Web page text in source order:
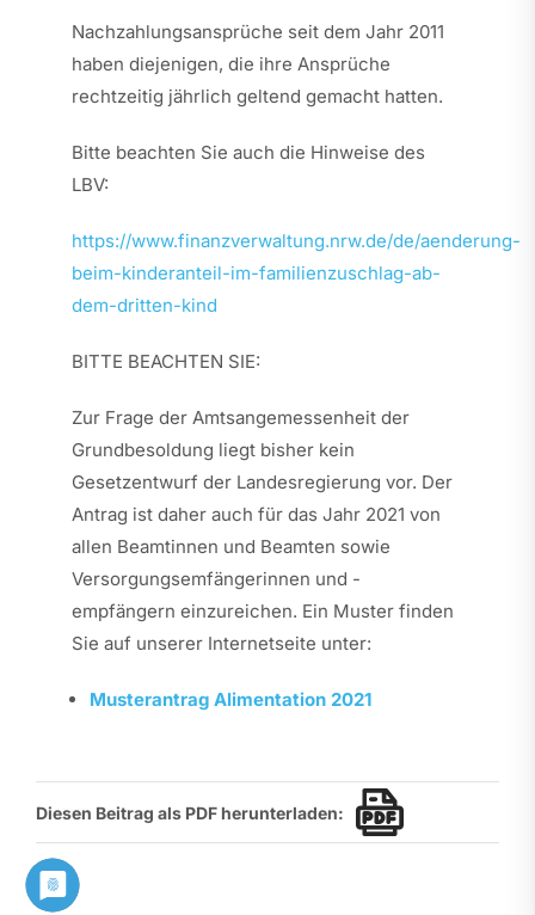
Nachzahlungsansprüche seit dem Jahr 2011
haben diejenigen, die ihre Ansprüche
rechtzeitig jährlich geltend gemacht hatten.
Bitte beachten Sie auch die Hinweise des
LBV:
https://www.finanzverwaltung.nrw.de/de/aenderung-
beim-kinderanteil-im-familienzuschlag-ab-
dem-dritten-kind
BITTE BEACHTEN SIE:
Zur Frage der Amtsangemessenheit der
Grundbesoldung liegt bisher kein
Gesetzentwurf der Landesregierung vor. Der
Antrag ist daher auch für das Jahr 2021 von
allen Beamtinnen und Beamten sowie
Versorgungsemfängerinnen und -
empfängern einzureichen. Ein Muster finden
Sie auf unserer Internetseite unter:
Musterantrag Alimentation 2021
Diesen Beitrag als PDF herunterladen: